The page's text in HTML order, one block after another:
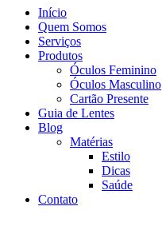
Início
Quem Somos
Serviços
Produtos
Óculos Feminino
Óculos Masculino
Cartão Presente
Guia de Lentes
Blog
Matérias
Estilo
Dicas
Saúde
Contato